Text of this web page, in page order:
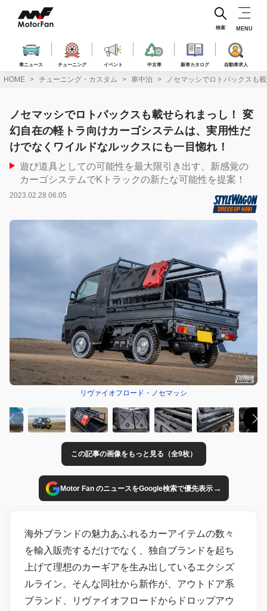
ス
車ニュース チューニング イベント 中古車 新車カタログ 自動車求人
検索 MENU
HOME チューニング・カスタム 車中泊 ノセマッシでロトパックスも
ノセマッシでロトパックスも載せられまっし！ 変
幻自在の軽トラ向けカーゴシステムは、実用性だ
けでなくワイルドなルックスにも一目惚れ！
遊び道具としての可能性を最大限引き出す、新感覚の
カーゴシステムでKトラックの新たな可能性を提案！
2023.02.28 06:05
リヴァイオフロード・ノセマッシ
この記事の画像をもっと見る（全9枚）
Motor Fan のニュースをGoogle検索で優先表示→
海外ブランドの魅力あふれるカーアイテムの数々
を輸入販売するだけでなく、独自ブランドを起ち
上げて理想のカーギアを生み出しているエクシズ
ルライン。そんな同社から新作が、アウトドア系
ブランド、リヴァイオフロードからドロップアウ